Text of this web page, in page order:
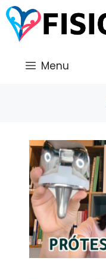
Saltar
al
contenido
Menu